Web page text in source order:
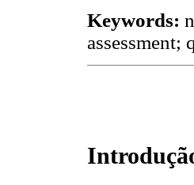
Keywords:
assessment;